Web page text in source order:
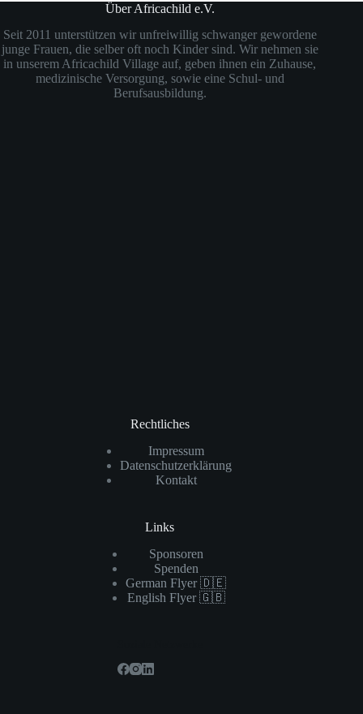
Über Africachild e.V.
Seit 2011 unterstützen wir unfreiwillig schwanger gewordene
junge Frauen, die selber oft noch Kinder sind. Wir nehmen sie
in unserem Africachild Village auf, geben ihnen ein Zuhause,
medizinische Versorgung, sowie eine Schul- und
Berufsausbildung.
Rechtliches
Impressum
Datenschutzerklärung
Kontakt
Links
Sponsoren
Spenden
German Flyer 🇩🇪
English Flyer 🇬🇧